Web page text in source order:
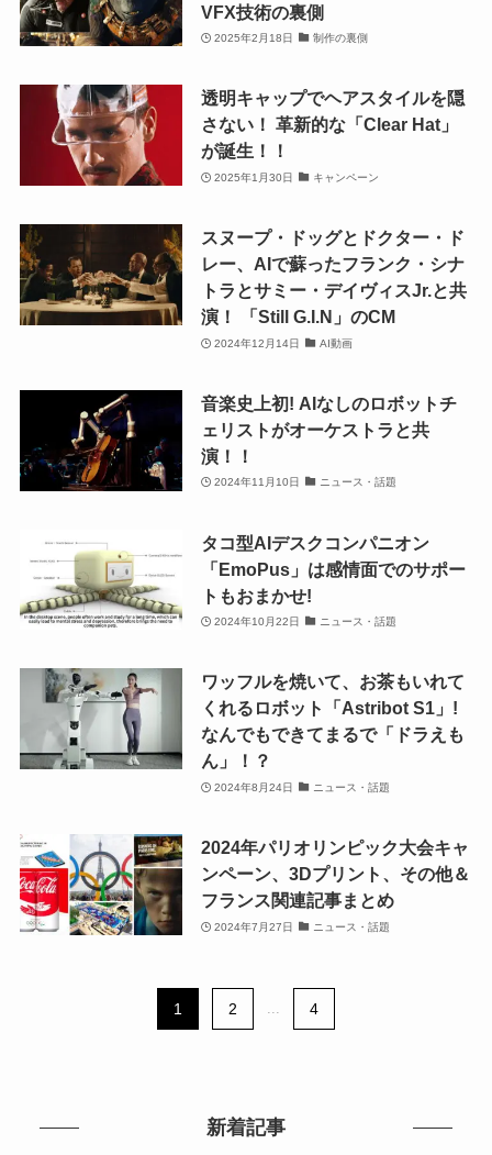
VFX技術の裏側
2025年2月18日 制作の裏側
透明キャップでヘアスタイルを隠
さない！ 革新的な「Clear Hat」
が誕生！！
2025年1月30日 キャンペーン
スヌープ・ドッグとドクター・ド
レー、AIで蘇ったフランク・シナ
トラとサミー・デイヴィスJr.と共
演！ 「Still G.I.N」のCM
2024年12月14日 AI動画
音楽史上初! AIなしのロボットチ
ェリストがオーケストラと共
演！！
2024年11月10日 ニュース・話題
タコ型AIデスクコンパニオン
「EmoPus」は感情面でのサポー
トもおまかせ!
2024年10月22日 ニュース・話題
ワッフルを焼いて、お茶もいれて
くれるロボット「Astribot S1」!
なんでもできてまるで「ドラえも
ん」！？
2024年8月24日 ニュース・話題
2024年パリオリンピック大会キャ
ンペーン、3Dプリント、その他＆
フランス関連記事まとめ
2024年7月27日 ニュース・話題
1 2 4
新着記事